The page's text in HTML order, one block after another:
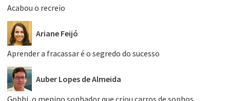
Acabou o recreio
Ariane Feijó
Aprender a fracassar é o segredo do sucesso
Auber Lopes de Almeida
Gobbi, o menino sonhador que criou carros de sonhos